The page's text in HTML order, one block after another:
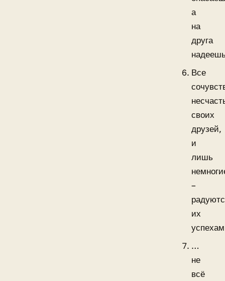
а
на
друга
Все
своих
друзей,
и
лишь
–
их
…
не
всё